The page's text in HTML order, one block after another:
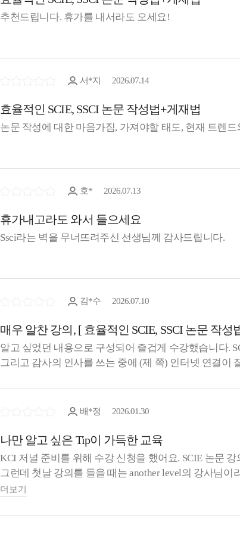
추천드립니다. 휴가를 내서라도 오세요!
서*지 2026.07.14
효율적인 SCIE, SSCI 논문 작성법+게재법
논문 작성에 대한 마음가짐, 가져야할 태도, 현재 트렌
호* 2026.07.13
휴가내고라도 와서 들으세요
Ssci라는 벽을 무너뜨려주신 선생님께 감사드립니다.
김*수 2026.07.10
매우 알찬 강의, [ 효율적인 SCIE, SSCI 논문 작성
알고 싶었던 내용으로 구성되어 즐겁게 수강했습니다.
그리고 감사의 인사를 쓰는 중에 (제 쪽) 인터넷 연결이
배*정 2026.01.30
나만 알고 싶은 Tip이 가득한 교육
KCI 저널 준비를 위해 수강 신청을 했어요. SCIE 논문
누구나 할 수 있고, 그렇게 어려운 것이 아니라고 쉽게
실제로 SCIE 저널을 선택해서 submission 직전까지 해
더보기